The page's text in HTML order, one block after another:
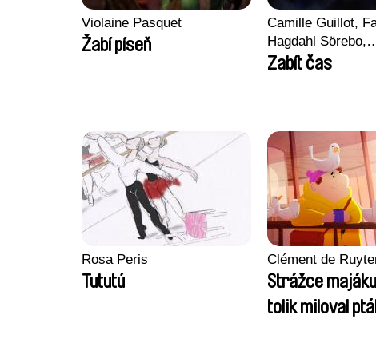
Violaine Pasquet
Žabí píseň
Camille Guillot,
Hagdahl Sörebo,
Aleksandra
Zabít čas
Rosa Peris
Tututú
Clément de
Strážce
tolik miloval